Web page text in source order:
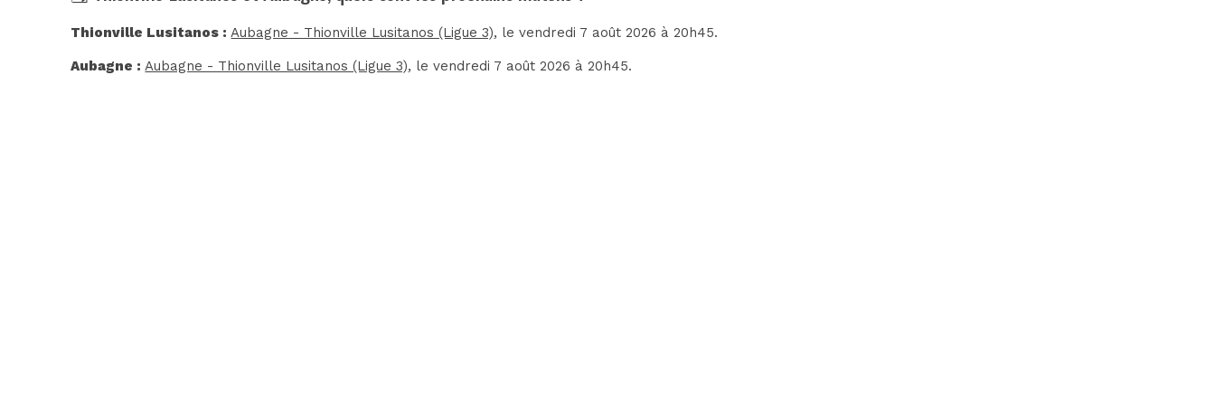
Thionville Lusitanos : Aubagne - Thionville Lusitanos (Ligue 3), le vendredi 7 août 2026 à 20h45.
Aubagne : Aubagne - Thionville Lusitanos (Ligue 3), le vendredi 7 août 2026 à 20h45.